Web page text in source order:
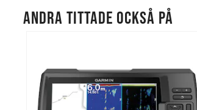
ANDRA TITTADE OCKSÅ PÅ